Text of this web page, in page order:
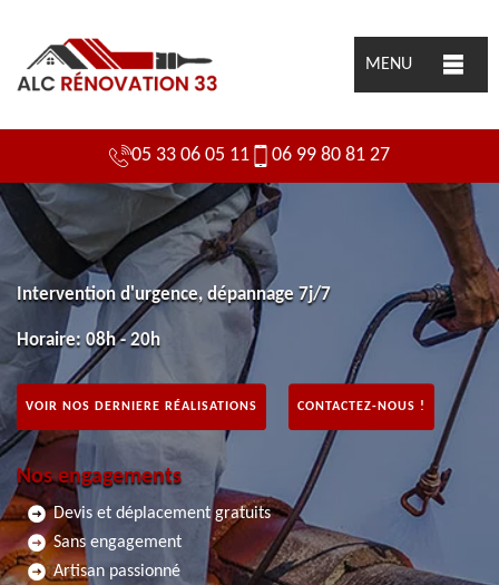
MENU
05 33 06 05 11 06 99 80 81 27
Intervention d'urgence, dépannage 7j/7
Horaire: 08h - 20h
VOIR NOS DERNIERE RÉALISATIONS CONTACTEZ-NOUS !
Nos engagements
Devis et déplacement gratuits
Sans engagement
Artisan passionné